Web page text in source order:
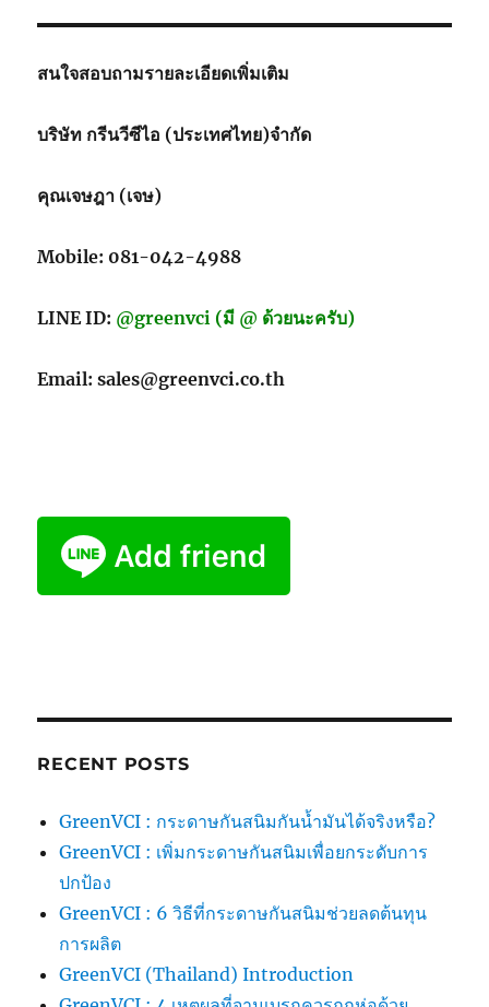
ซ้ำ
เก็บ
ขนส่ง
สนใจสอบถามรายละเอียดเพิ่มเติม
บริษัท กรีนวีซีไอ (ประเทศไทย)จำกัด
คุณเจษฎา (เจษ)
Mobile: 081-042-4988
LINE ID: @greenvci (มี @ ด้วยนะครับ)
Email: sales@greenvci.co.th
RECENT POSTS
GreenVCI : กระดาษกันสนิมกันน้ำมันได้จริงหรือ?
GreenVCI : เพิ่มกระดาษกันสนิมเพื่อยกระดับการ
ปกป้อง
GreenVCI : 6 วิธีที่กระดาษกันสนิมช่วยลดต้นทุน
การผลิต
GreenVCI (Thailand) Introduction